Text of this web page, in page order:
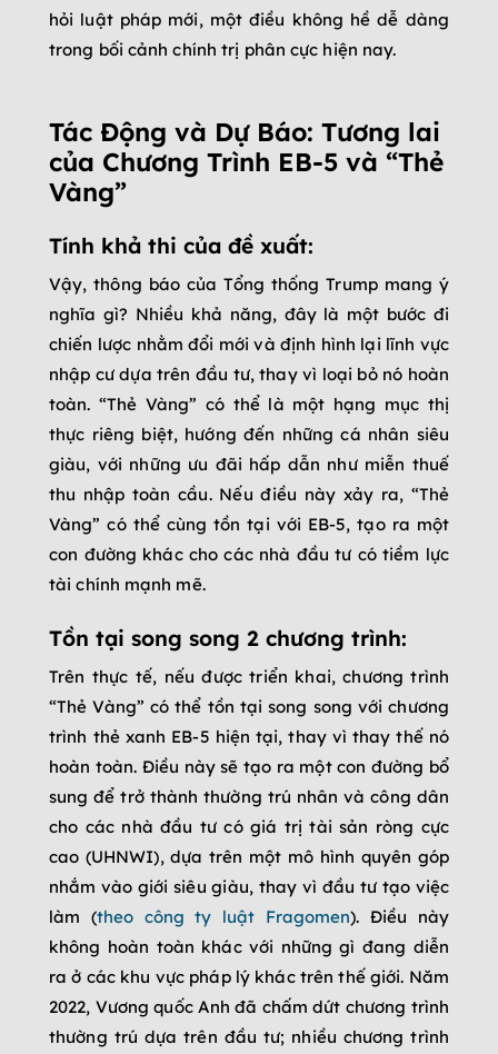
hỏi luật pháp mới, một điều không hề dễ dàng
trong bối cảnh chính trị phân cực hiện nay.
Tác Động và Dự Báo: Tương lai
của Chương Trình EB-5 và “Thẻ
Vàng”
Tính khả thi của đề xuất:
Vậy, thông báo của Tổng thống Trump mang ý
nghĩa gì? Nhiều khả năng, đây là một bước đi
chiến lược nhằm đổi mới và định hình lại lĩnh vực
nhập cư dựa trên đầu tư, thay vì loại bỏ nó hoàn
toàn. “Thẻ Vàng” có thể là một hạng mục thị
thực riêng biệt, hướng đến những cá nhân siêu
giàu, với những ưu đãi hấp dẫn như miễn thuế
thu nhập toàn cầu. Nếu điều này xảy ra, “Thẻ
Vàng” có thể cùng tồn tại với EB-5, tạo ra một
con đường khác cho các nhà đầu tư có tiềm lực
tài chính mạnh mẽ.
Tồn tại song song 2 chương trình:
Trên thực tế, nếu được triển khai, chương trình
“Thẻ Vàng” có thể tồn tại song song với chương
trình thẻ xanh EB-5 hiện tại, thay vì thay thế nó
hoàn toàn. Điều này sẽ tạo ra một con đường bổ
sung để trở thành thường trú nhân và công dân
cho các nhà đầu tư có giá trị tài sản ròng cực
cao (UHNWI), dựa trên một mô hình quyên góp
nhắm vào giới siêu giàu, thay vì đầu tư tạo việc
làm (theo công ty luật Fragomen). Điều này
không hoàn toàn khác với những gì đang diễn
ra ở các khu vực pháp lý khác trên thế giới. Năm
2022, Vương quốc Anh đã chấm dứt chương trình
thường trú dựa trên đầu tư; nhiều chương trình